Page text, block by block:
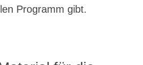
Programm gibt.